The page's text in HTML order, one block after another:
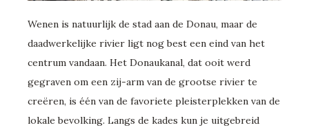
Wenen is natuurlijk de stad aan de Donau, maar de
daadwerkelijke rivier ligt nog best een eind van het
centrum vandaan. Het Donaukanal, dat ooit werd
gegraven om een zij-arm van de grootse rivier te
creëren, is één van de favoriete pleisterplekken van de
lokale bevolking. Langs de kades kun je uitgebreid